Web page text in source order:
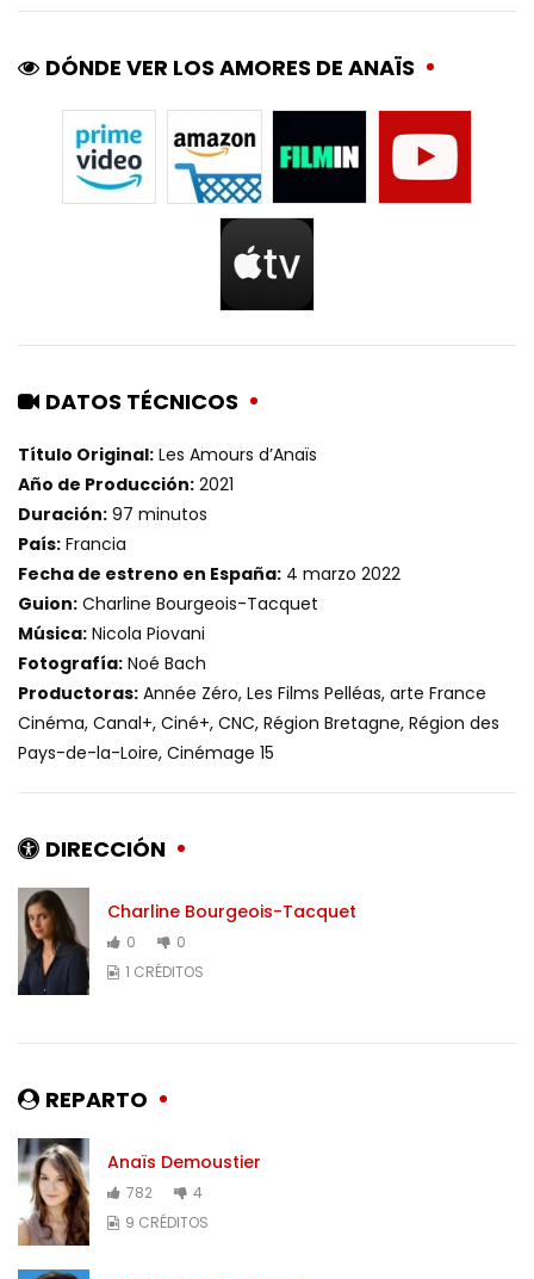
DÓNDE VER LOS AMORES DE ANAÏS
DATOS TÉCNICOS
Título Original: Les Amours d’Anaïs
Año de Producción: 2021
Duración: 97 minutos
País: Francia
Fecha de estreno en España: 4 marzo 2022
Guion: Charline Bourgeois-Tacquet
Música: Nicola Piovani
Fotografía: Noé Bach
Productoras: Année Zéro, Les Films Pelléas, arte France
Cinéma, Canal+, Ciné+, CNC, Région Bretagne, Région des
Pays-de-la-Loire, Cinémage 15
DIRECCIÓN
Charline Bourgeois-Tacquet
0
0
1 CRÉDITOS
REPARTO
Anaïs Demoustier
782
4
9 CRÉDITOS